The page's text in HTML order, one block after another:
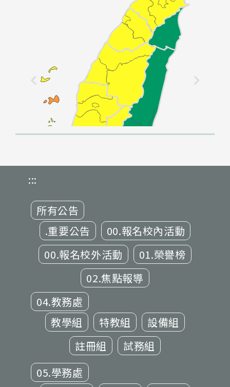
:::
所有公告
.重要公告
00.報名校內活動
00.報名校外活動
01.榮譽榜
02.焦點報導
04.教務處
教學組
特教組
設備組
註冊組
試務組
05.學務處